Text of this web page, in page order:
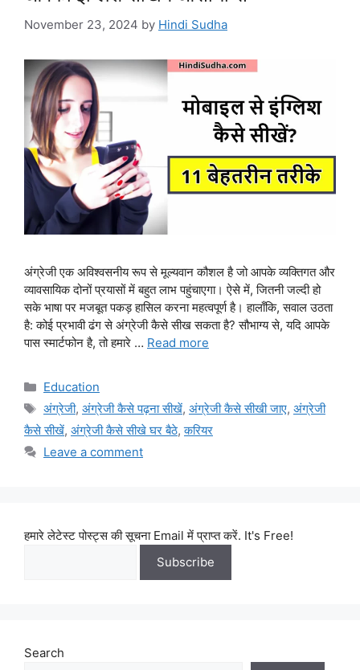
November 23, 2024 by Hindi Sudha
अंग्रेजी एक अविश्वसनीय रूप से मूल्यवान कौशल है जो आपके व्यक्तिगत और
व्यावसायिक दोनों प्रयासों में बहुत लाभ पहुंचाएगा। ऐसे में, जितनी जल्दी हो
सके भाषा पर मजबूत पकड़ हासिल करना महत्वपूर्ण है। हालाँकि, सवाल उठता
है: कोई प्रभावी ढंग से अंग्रेजी कैसे सीख सकता है? सौभाग्य से, यदि आपके
पास स्मार्टफोन है, तो हमारे … Read more
Categories
Education
Tags
अंग्रेजी, अंग्रेजी कैसे पढ़ना सीखें, अंग्रेजी कैसे सीखी जाए, अंग्रेजी
कैसे सीखें, अंग्रेजी कैसे सीखे घर बैठे,करियर
Leave a comment
हमारे लेटेस्ट पोस्ट्स की सूचना Email में प्राप्त करें. It's Free!
Search